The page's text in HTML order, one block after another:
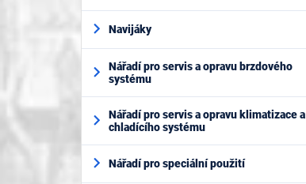
Navijáky
Nářadí pro servis a opravu brzdového
systému
Nářadí pro servis a opravu klimatizace a
chladícího systému
Nářadí pro speciální použití